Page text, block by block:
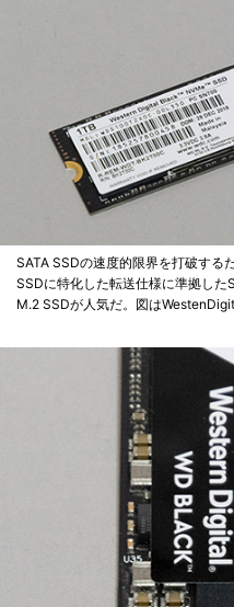
SATA SSDの速度的限界を打破する
SSDに特化した転送仕様に準拠し
M.2 SSDが人気だ。図は